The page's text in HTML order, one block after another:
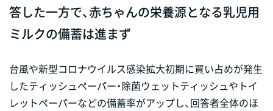
答した一方で、赤ちゃんの栄養源となる乳児用
ミルクの備蓄は進まず
台風や新型コロナウイルス感染拡大初期に買い占めが発生
したティッシュペーパー・除菌ウェットティッシュやトイ
レットペーパーなどの備蓄率がアップし、回答者全体のほ